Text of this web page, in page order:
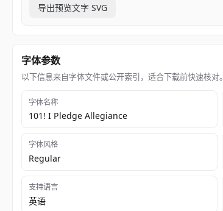
导出预览文字 SVG
字体参数
以下信息来自字体文件或公开索引，适合下载前快速核对。
字体名称
101! I Pledge Allegiance
字体风格
Regular
支持语言
英语